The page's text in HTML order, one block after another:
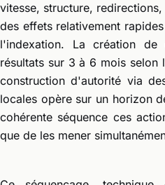
vitesse, structure,
des effets relativement
l'indexation. La création
résultats sur 3 à 6 mois selon
construction d'autorité via
locales opère sur un horizon
cohérente séquence ces
que de les mener